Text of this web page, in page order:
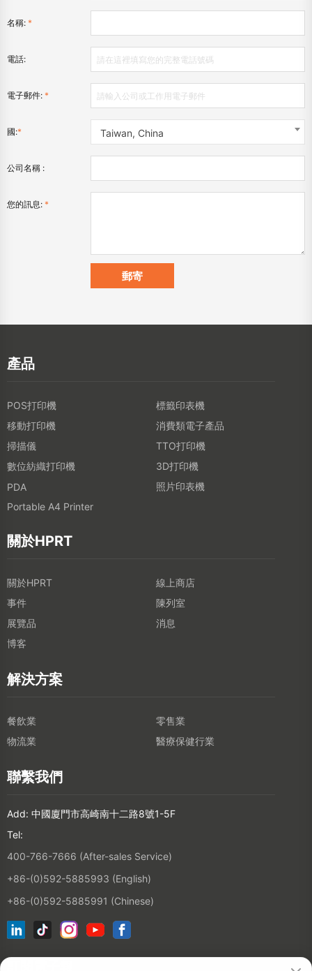
名稱: *
電話:
電子郵件: *
國:* Taiwan, China
公司名稱 :
您的訊息: *
產品
POS打印機
標籤印表機
移動打印機
消費類電子產品
掃描儀
TTO打印機
數位紡織打印機
3D打印機
PDA
照片印表機
Portable A4 Printer
關於HPRT
關於HPRT
線上商店
事件
陳列室
展覽品
消息
博客
解決方案
餐飲業
零售業
物流業
醫療保健行業
聯繫我們
Add: 中國廈門市高崎南十二路8號1-5F
Tel:
400-766-7666 (After-sales Service)
+86-(0)592-5885993 (English)
+86-(0)592-5885991 (Chinese)